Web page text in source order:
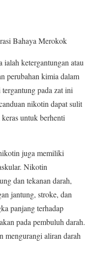
Bahaya Merokok
ialah ketergantungan atau
perubahan kimia dalam
pada zat ini
nikotin dapat sulit
untuk berhenti
juga memiliki
Nikotin
dan tekanan darah,
jantung, stroke, dan
panjang terhadap
pada pembuluh darah.
mengurangi aliran darah